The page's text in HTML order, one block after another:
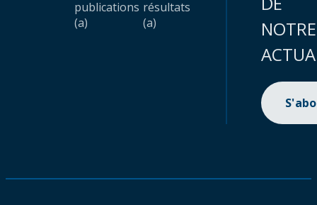
publications
(a)
résultats
(a)
NOTRE